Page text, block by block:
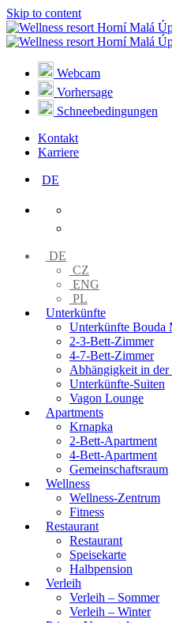
Skip to content
Webcam
Vorhersage
Schneebedingungen
Kontakt
Karriere
DE
DE
CZ
ENG
PL
Unterkünfte
Unterkünfte Bouda
2-3-Bett-Zimmer
4-7-Bett-Zimmer
Abhängigkeit in der
Unterkünfte-Suiten
Vagon Lounge
Apartments
Krnapka
2-Bett-Apartment
4-Bett-Apartment
Gemeinschaftsraum
Wellness
Wellness-Zentrum
Fitness
Restaurant
Restaurant
Speisekarte
Halbpension
Verleih
Verleih – Sommer
Verleih – Winter